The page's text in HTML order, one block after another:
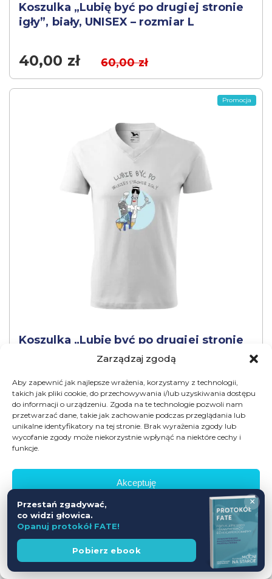
Zarządzaj zgodą
Aby zapewnić jak najlepsze wrażenia, korzystamy z technologii,
takich jak pliki cookie, do przechowywania i/lub uzyskiwania dostępu
do informacji o urządzeniu. Zgoda na te technologie pozwoli nam
przetwarzać dane, takie jak zachowanie podczas przeglądania lub
unikalne identyfikatory na tej stronie. Brak wyrażenia zgody lub
wycofanie zgody może niekorzystnie wpłynąć na niektóre cechy i
funkcje.
Akceptuję
Zobacz preferencje
Polityka prywatności
Koszulka „Lubię być po drugiej stronie
igły”, biały, UNISEX – rozmiar L
40,00 zł 60,00zł
Koszulka „Lubię być po drugiej stronie
igły”, biały, UNISEX – rozmiar XL
Promocja
40,00zł 60,00zł
Wesprzyj
fundację
×
Przestań zgadywać,
co widzi głowica.
Opanuj protokół FATE!
Pobierz ebook